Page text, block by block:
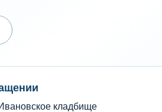
кладбище